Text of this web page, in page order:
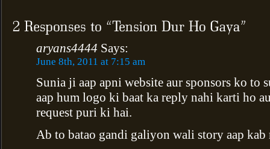
aryans4444 Says:
June 8th, 2011 at 7:15 am
Sunia ji aap apni website aur sponsors ko to
aap hum logo ki baat ka reply nahi karti ho
request puri ki hai.
Ab to batao gandi galiyon wali story aap kab